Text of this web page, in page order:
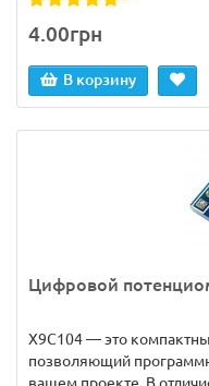
4.00грн
В корзину
Цифровой
X9C104 — это
позволяющий